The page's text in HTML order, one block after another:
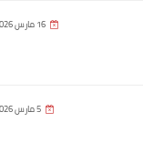
16 مارس 2026 في 8:36 ص
5 مارس 2026 في 9:24 ص